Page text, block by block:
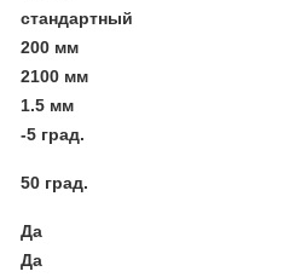
стандартный
200 мм
2100 мм
1.5 мм
-5 град.
50 град.
Да
Да